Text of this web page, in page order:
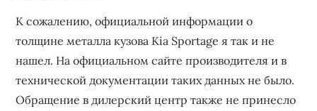
К сожалению, официальной информации о
толщине металла кузова Kia Sportage я так и не
нашел. На официальном сайте производителя и в
технической документации таких данных не было.
Обращение в дилерский центр также не принесло